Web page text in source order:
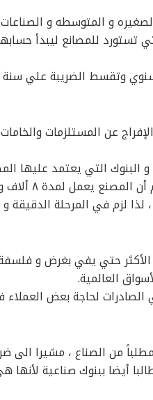
لمدة ٣ سنوات للصناعات الصغيره و المتوسطه و
تستورد للمصانع ليبدأ
وتقسط الضريبة علي سنة
عن المستلزمات والخامات
البنوك التي يعتمد عليها
لزم في المرحلة الدقيقة
للصادرات في غضون ٣ أشهر علي الأكثر حتي يفي
العالمية.
لحاجة بعض العملاء
من الصناع ، مشيرا الى
أيضا ببنوك صناعية